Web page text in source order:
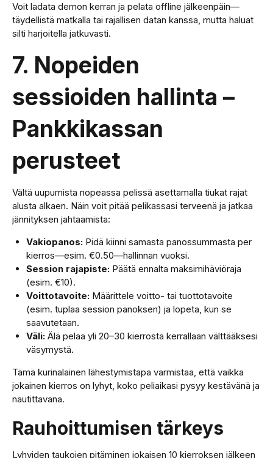
Voit ladata demon kerran ja pelata offline jälkeenpäin—
täydellistä matkalla tai rajallisen datan kanssa, mutta haluat
silti harjoitella jatkuvasti.
7. Nopeiden
sessioiden hallinta –
Pankkikassan
perusteet
Vältä uupumista nopeassa pelissä asettamalla tiukat rajat
alusta alkaen. Näin voit pitää pelikassasi terveenä ja jatkaa
jännityksen jahtaamista:
Vakiopanos:Pidä kiinni samasta panossummasta per
kierros—esim. €0.50—hallinnan vuoksi.
Session rajapiste:Päätä ennalta maksimihäviöraja
(esim. €10).
Voittotavoite:Määrittele voitto- tai tuottotavoite
(esim. tuplaa session panoksen) ja lopeta, kun se
saavutetaan.
Väli:Älä pelaa yli 20–30 kierrosta kerrallaan välttääksesi
väsymystä.
Tämä kurinalainen lähestymistapa varmistaa, että vaikka
jokainen kierros on lyhyt, koko peliaikasi pysyy kestävänä ja
nautittavana.
Rauhoittumisen tärkeys
Lyhyiden taukojen pitäminen jokaisen 10 kierroksen jälkeen